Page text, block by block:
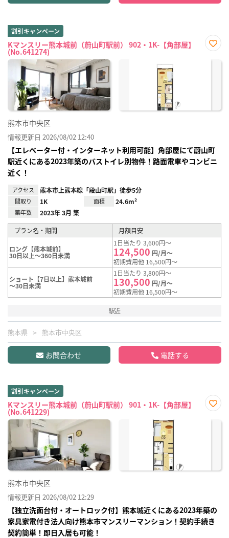
割引キャンペーン
Kマンスリー熊本城前（蔚山町駅前） 902・1K-【角部屋】
(No.641274)
に入
熊本市中央区
情報更新日 2026/08/02 12:40
【エレベーター付・インターネット利用可能】角部屋にて蔚山町
駅近くにある2023年築のバストイレ別物件！路面電車やコンビニ
近く！
アクセス 熊本市上熊本線「段山町駅」徒歩5分
間取り 1K 面積 24.6m²
築年数 2023年 3月 築
プラン名・期間 月額目安
ロング【熊本城前】
30日以上～360日未満
1日当たり 3,600円～
124,500 円/月～
初期費用他 16,500円～
ショート【7日以上】熊本城前
～30日未満
1日当たり 3,800円～
130,500 円/月～
初期費用他 16,500円～
駅近
熊本県 熊本市中央区
お問合わせ 電話する
割引キャンペーン
Kマンスリー熊本城前（蔚山町駅前） 901・1K-【角部屋】
(No.641229)
に入
熊本市中央区
情報更新日 2026/08/02 12:29
【独立洗面台付・オートロック付】熊本城近くにある2023年築の
家具家電付き法人向け熊本市マンスリーマンション！契約手続き
契約簡単！即日入居も可能！